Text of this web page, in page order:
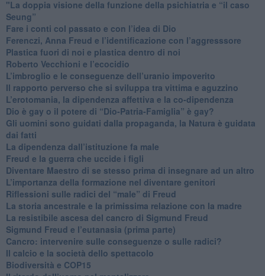
"​La doppia visione della funzione della psichiatria e “il caso
Seung”
​Fare i conti col passato e con l’idea di Dio
​Ferenczi, Anna Freud e l’identificazione con l’aggresssore
Plastica fuori di noi e plastica dentro di noi
​Roberto Vecchioni e l’ecocidio
​L’imbroglio e le conseguenze dell’uranio impoverito
​Il rapporto perverso che si sviluppa tra vittima e aguzzino
L’erotomania, la dipendenza affettiva e la co-dipendenza
​Dio è gay o il potere di “Dio-Patria-Famiglia” è gay?
​Gli uomini sono guidati dalla propaganda, la Natura è guidata
dai fatti
La dipendenza dall’istituzione fa male
​Freud e la guerra che uccide i figli
​Diventare Maestro di se stesso prima di insegnare ad un altro
L’importanza della formazione nel diventare genitori
Riflessioni sulle radici del “male” di Freud
​La storia ancestrale e la primissima relazione con la madre
​La resistibile ascesa del cancro di Sigmund Freud
Sigmund Freud e l’eutanasia (prima parte)
Cancro: intervenire sulle conseguenze o sulle radici?
​Il calcio e la società dello spettacolo
Biodiversità e COP15